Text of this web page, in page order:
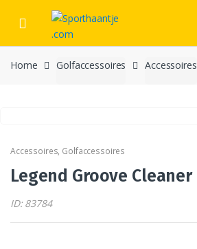
Home Golfaccessoires Accessoires
Accessoires, Golfaccessoires
Legend Groove Cleaner
ID: 83784